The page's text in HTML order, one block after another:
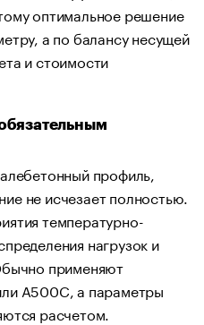
оптимальное решение
а по балансу несущей
и стоимости
профиль,
не исчезает полностью.
температурно-
нагрузок и
применяют
А500С, а параметры
расчетом.